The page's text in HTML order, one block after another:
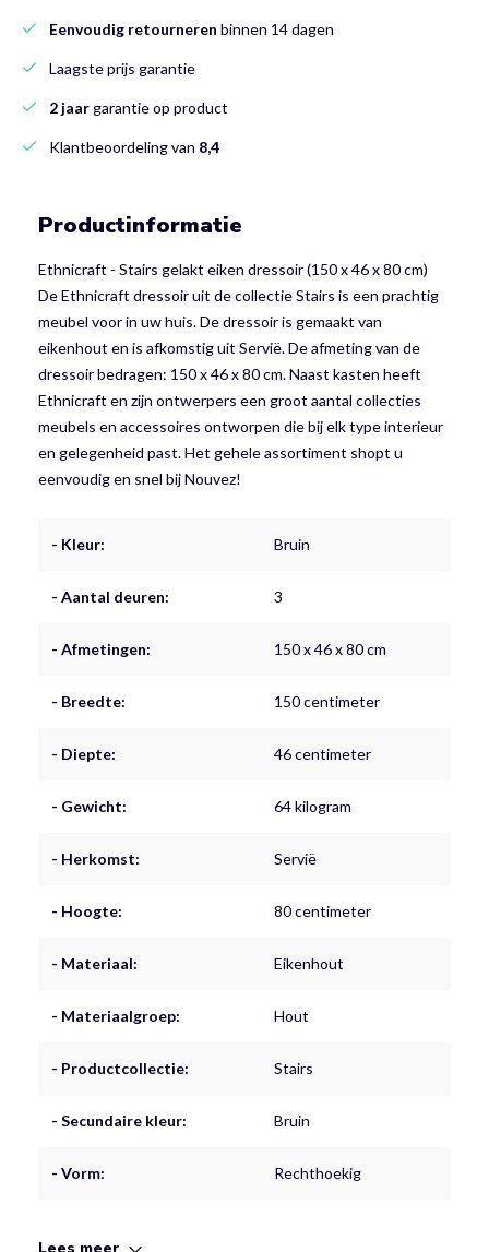
Eenvoudig retourneren binnen 14 dagen
Laagste prijs garantie
2 jaargarantie op product
Klantbeoordeling van 8,4
Productinformatie
Ethnicraft - Stairs gelakt eiken dressoir (150 x 46 x 80 cm)
De Ethnicraft dressoir uit de collectie Stairs is een prachtig
meubel voor in uw huis. De dressoir is gemaakt van
eikenhout en is afkomstig uit Servië. De afmeting van de
dressoir bedragen: 150 x 46 x 80 cm. Naast kasten heeft
Ethnicraft en zijn ontwerpers een groot aantal collecties
meubels en accessoires ontworpen die bij elk type interieur
en gelegenheid past. Het gehele assortiment shopt u
eenvoudig en snel bij Nouvez!
- Kleur: Bruin
- Aantal deuren: 3
- Afmetingen: 150 x 46 x 80 cm
- Breedte: 150 centimeter
- Diepte: 46 centimeter
- Gewicht: 64 kilogram
- Herkomst: Servië
- Hoogte: 80 centimeter
- Materiaal: Eikenhout
- Materiaalgroep: Hout
- Productcollectie: Stairs
- Secundaire kleur: Bruin
- Vorm: Rechthoekig